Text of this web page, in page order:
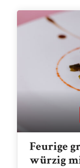
Feurige
würzig